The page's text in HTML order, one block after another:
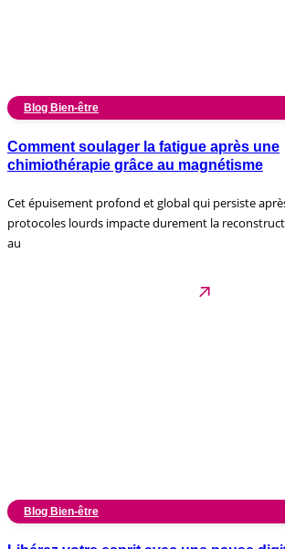
Blog Bien-être
Comment soulager la fatigue après une
chimiothérapie grâce au magnétisme
Cet épuisement profond et global qui persiste
protocoles lourds impacte durement la
au
Blog Bien-être